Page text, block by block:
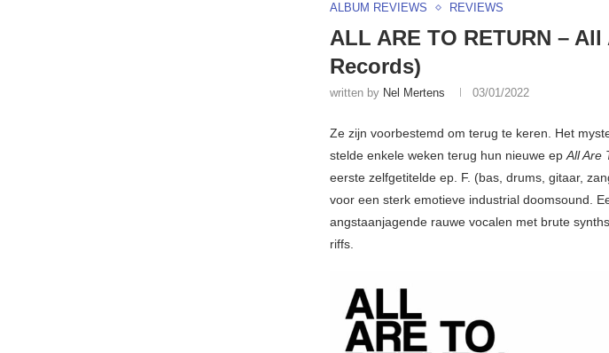
ALBUM REVIEWS REVIEWS
ALL ARE TO RETURN –
Records)
written by Nel Mertens 03/01/2022
Ze zijn voorbestemd om terug te keren. Het
stelde enkele weken terug hun nieuwe epAll Are
eerste zelfgetitelde ep. F. (bas, drums, gitaar,
voor een sterk emotieve industrial doomsound.
angstaanjagende rauwe vocalen met brute
riffs.